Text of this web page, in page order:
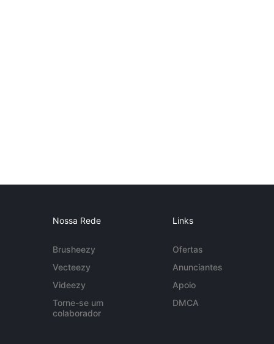
Nossa Rede
Brusheezy
Vecteezy
Videezy
Torne-se um
colaborador
Links
Ofertas
Anunciantes
Apoio
DMCA